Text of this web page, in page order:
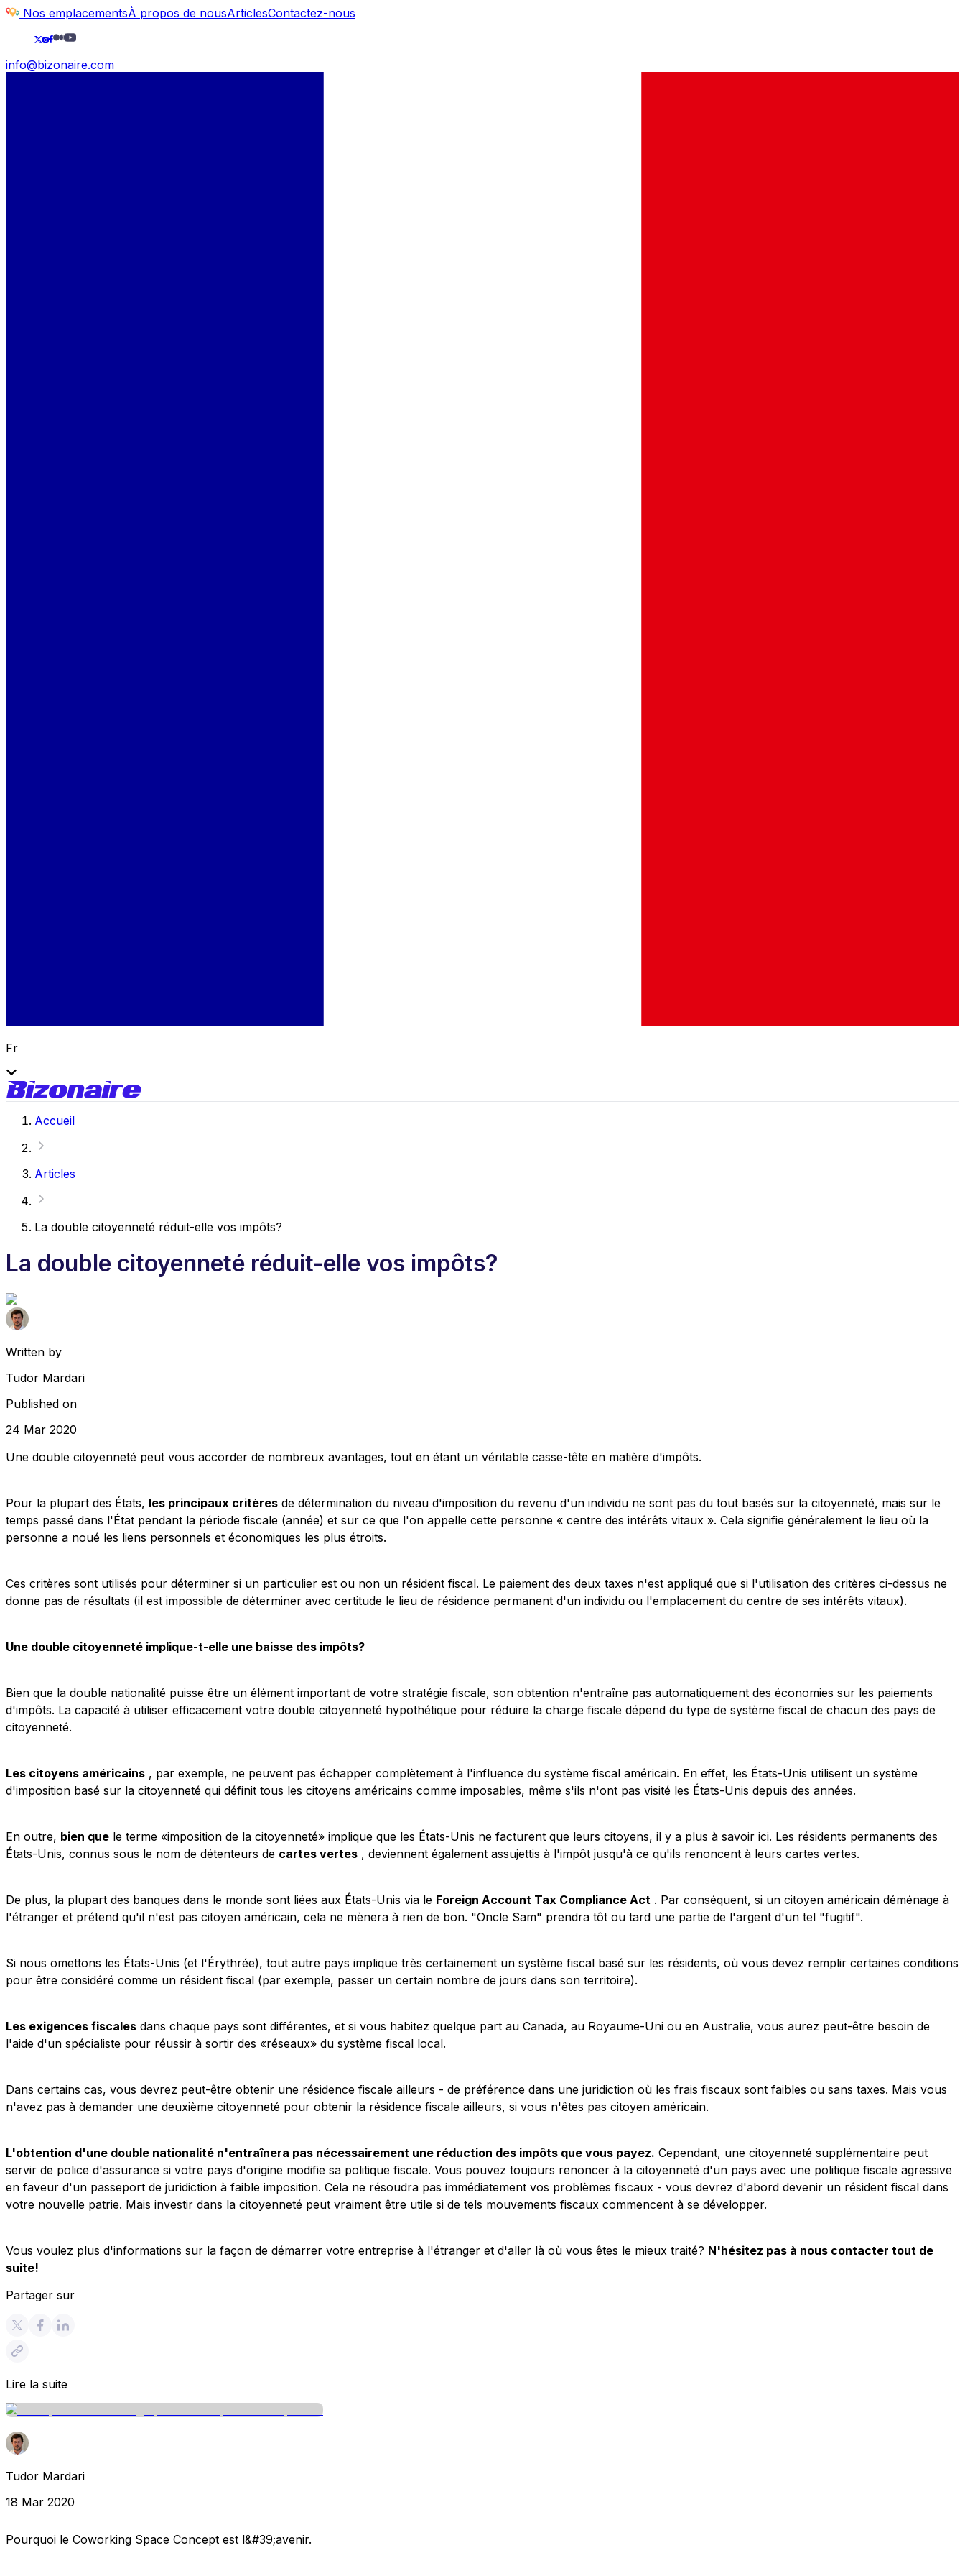
Nos emplacementsÀ propos de nousArticlesContactez-nous
info@bizonaire.com
Fr
Accueil
Articles
La double citoyenneté réduit-elle vos impôts?
La double citoyenneté réduit-elle vos impôts?
Written by
Tudor Mardari
Published on
24 Mar 2020
Une double citoyenneté peut vous accorder de nombreux avantages, tout en étant un véritable casse-tête en matière d'impôts.
Pour la plupart des États, les principaux critères de détermination du niveau d'imposition du revenu d'un individu ne sont pas du tout basés sur la citoyenneté, mais sur le
temps passé dans l'État pendant la période fiscale (année) et sur ce que l'on appelle cette personne « centre des intérêts vitaux ». Cela signifie généralement le lieu où la
personne a noué les liens personnels et économiques les plus étroits.
Ces critères sont utilisés pour déterminer si un particulier est ou non un résident fiscal. Le paiement des deux taxes n'est appliqué que si l'utilisation des critères ci-dessus ne
donne pas de résultats (il est impossible de déterminer avec certitude le lieu de résidence permanent d'un individu ou l'emplacement du centre de ses intérêts vitaux).
Une double citoyenneté implique-t-elle une baisse des impôts?
Bien que la double nationalité puisse être un élément important de votre stratégie fiscale, son obtention n'entraîne pas automatiquement des économies sur les paiements
d'impôts. La capacité à utiliser efficacement votre double citoyenneté hypothétique pour réduire la charge fiscale dépend du type de système fiscal de chacun des pays de
citoyenneté.
Les citoyens américains , par exemple, ne peuvent pas échapper complètement à l'influence du système fiscal américain. En effet, les États-Unis utilisent un système
d'imposition basé sur la citoyenneté qui définit tous les citoyens américains comme imposables, même s'ils n'ont pas visité les États-Unis depuis des années.
En outre, bien que le terme «imposition de la citoyenneté» implique que les États-Unis ne facturent que leurs citoyens, il y a plus à savoir ici. Les résidents permanents des
États-Unis, connus sous le nom de détenteurs de cartes vertes , deviennent également assujettis à l'impôt jusqu'à ce qu'ils renoncent à leurs cartes vertes.
De plus, la plupart des banques dans le monde sont liées aux États-Unis via le Foreign Account Tax Compliance Act . Par conséquent, si un citoyen américain déménage à
l'étranger et prétend qu'il n'est pas citoyen américain, cela ne mènera à rien de bon. "Oncle Sam" prendra tôt ou tard une partie de l'argent d'un tel "fugitif".
Si nous omettons les États-Unis (et l'Érythrée), tout autre pays implique très certainement un système fiscal basé sur les résidents, où vous devez remplir certaines conditions
pour être considéré comme un résident fiscal (par exemple, passer un certain nombre de jours dans son territoire).
Les exigences fiscales dans chaque pays sont différentes, et si vous habitez quelque part au Canada, au Royaume-Uni ou en Australie, vous aurez peut-être besoin de
l'aide d'un spécialiste pour réussir à sortir des «réseaux» du système fiscal local.
Dans certains cas, vous devrez peut-être obtenir une résidence fiscale ailleurs - de préférence dans une juridiction où les frais fiscaux sont faibles ou sans taxes. Mais vous
n'avez pas à demander une deuxième citoyenneté pour obtenir la résidence fiscale ailleurs, si vous n'êtes pas citoyen américain.
L'obtention d'une double nationalité n'entraînera pas nécessairement une réduction des impôts que vous payez. Cependant, une citoyenneté supplémentaire peut
servir de police d'assurance si votre pays d'origine modifie sa politique fiscale. Vous pouvez toujours renoncer à la citoyenneté d'un pays avec une politique fiscale agressive
en faveur d'un passeport de juridiction à faible imposition. Cela ne résoudra pas immédiatement vos problèmes fiscaux - vous devrez d'abord devenir un résident fiscal dans
votre nouvelle patrie. Mais investir dans la citoyenneté peut vraiment être utile si de tels mouvements fiscaux commencent à se développer.
Vous voulez plus d'informations sur la façon de démarrer votre entreprise à l'étranger et d'aller là où vous êtes le mieux traité? N'hésitez pas à nous contacter tout de
suite!
Partager sur
Lire la suite
Tudor Mardari
18 Mar 2020
Pourquoi le Coworking Space Concept est l&#39;avenir.